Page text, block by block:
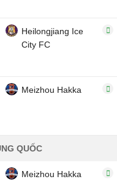
Heilongjiang Ice
City FC
Meizhou Hakka
QUỐC
Meizhou Hakka